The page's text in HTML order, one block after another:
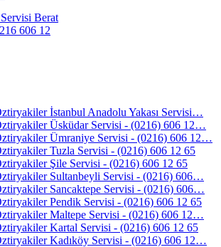
İstanbul Anadolu Yakası Servisi…
Üsküdar Servisi - (0216) 606 12…
Ümraniye Servisi - (0216) 606 12…
Tuzla Servisi - (0216) 606 12 65
Şile Servisi - (0216) 606 12 65
Sultanbeyli Servisi - (0216) 606…
Sancaktepe Servisi - (0216) 606…
Pendik Servisi - (0216) 606 12 65
Maltepe Servisi - (0216) 606 12…
Kartal Servisi - (0216) 606 12 65
Kadıköy Servisi - (0216) 606 12…